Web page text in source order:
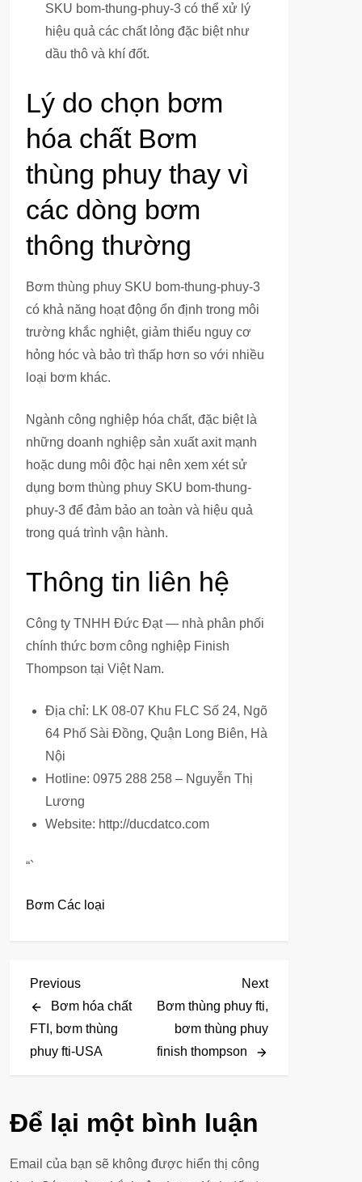
SKU bom-thung-phuy-3 có thể xử lý
hiệu quả các chất lỏng đặc biệt như
dầu thô và khí đốt.
Lý do chọn bơm
hóa chất Bơm
thùng phuy thay vì
các dòng bơm
thông thường
Bơm thùng phuy SKU bom-thung-phuy-3
có khả năng hoạt động ổn định trong môi
trường khắc nghiệt, giảm thiểu nguy cơ
hỏng hóc và bảo trì thấp hơn so với nhiều
loại bơm khác.
Ngành công nghiệp hóa chất, đặc biệt là
những doanh nghiệp sản xuất axit mạnh
hoặc dung môi độc hại nên xem xét sử
dụng bơm thùng phuy SKU bom-thung-
phuy-3 để đảm bảo an toàn và hiệu quả
trong quá trình vận hành.
Thông tin liên hệ
Công ty TNHH Đức Đạt — nhà phân phối
chính thức bơm công nghiệp Finish
Thompson tại Việt Nam.
Địa chỉ: LK 08-07 Khu FLC Số 24, Ngõ
64 Phố Sài Đồng, Quận Long Biên, Hà
Nội
Hotline: 0975 288 258 – Nguyễn Thị
Lương
Website: http://ducdatco.com
“`
Bơm Các loại
Đ
i
ề
h
ư
Previous
Post
Previous
Bơm hóa chất
FTI, bơm thùng
phuy fti-USA
Next
Next
Bơm thùng phuy fti,
bơm thùng phuy
finish thompson
Để lại một bình luận
Email của bạn sẽ không được hiển thị công